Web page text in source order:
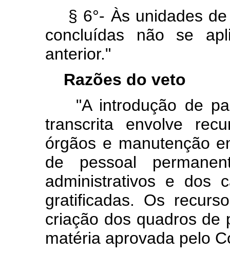
§ 6°- Às unidades de
concluídas não se
anterior."
Razões do veto
"A introdução de
transcrita envolve
órgãos e manutenção
de pessoal
administrativos e dos
gratificadas. Os
criação dos quadros de
matéria aprovada pelo